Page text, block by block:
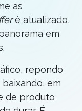
as
é atualizado,
em
repondo
em
de produto